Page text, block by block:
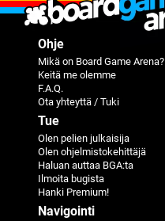
Ohje
Mikä on Board Game Arena?
Keitä me olemme
F.A.Q.
Ota yhteyttä / Tuki
Tue
Olen pelien julkaisija
Olen ohjelmistokehittäjä
Haluan auttaa BGA:ta
Ilmoita bugista
Hanki Premium!
Navigointi